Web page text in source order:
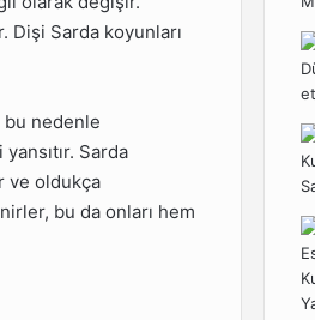
Dişi Sarda koyunları
bu nedenle
Sarda
ve oldukça
bu da onları hem